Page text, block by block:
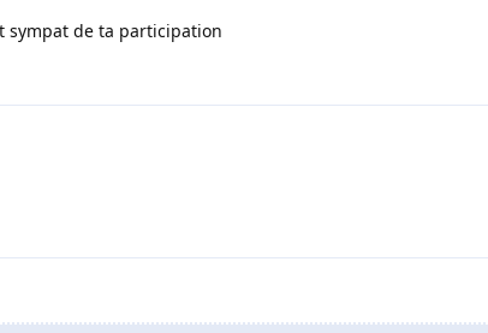
sympat de ta participation